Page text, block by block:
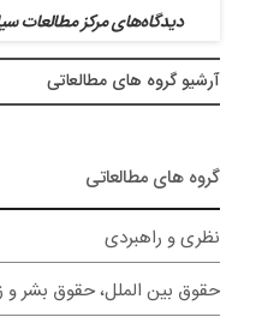
دیدگاه‌های مرکز مطالعات
آرشيو گروه های مطالعاتی
گروه های مطالعاتی
نظری و راهبردی
حقوق بین الملل، حقوق بشر و